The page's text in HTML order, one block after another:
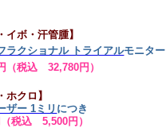
イボ・汗管腫】
ラクショナル トライアルモニター
（税込 32,780円）
ホクロ】
ザー 1ミリ につき
税込 5,500円）